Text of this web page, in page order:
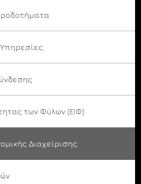
των Φύλων (ΕΙΦ)
Διαχείρισης